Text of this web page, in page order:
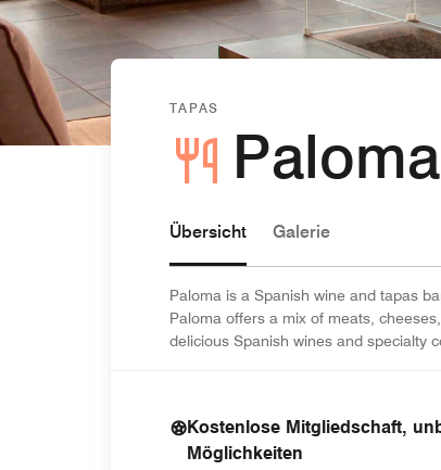
TAPAS
Übersicht Galerie
Paloma is a Spanish wine and tapas
Paloma offers a mix of meats,
delicious Spanish wines and specialty
Kostenlose Mitgliedschaft,
Möglichkeiten